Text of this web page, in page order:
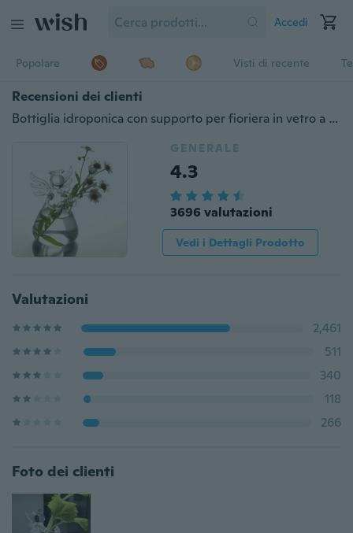
Accedi
Popolare Visti di recente
Recensioni dei clienti
Bottiglia idroponica con supporto per fioriera in vetro a forma di angelo trasparente
GENERALE
4.3
3696 valutazioni
Vedi i Dettagli Prodotto
Valutazioni
2,461
511
340
118
266
Foto dei clienti